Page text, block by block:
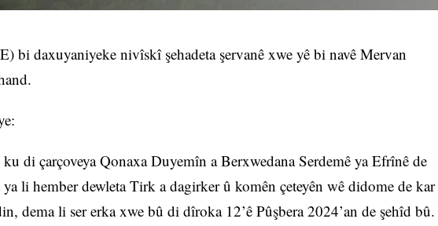
bi daxuyaniyeke nivîskî şehadeta şervanê xwe yê bi navê Mervan
di çarçoveya Qonaxa Duyemîn a Berxwedana Serdemê ya Efrînê de
li hember dewleta Tirk a dagirker û komên çeteyên wê didome de kar
dema li ser erka xwe bû di dîroka 12’ê Pûşbera 2024’an de şehîd bû.